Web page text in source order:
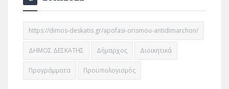
https://dimos-deskatis.gr/apofasi-orismou-antidimarchon/
ΔΗΜΟΣ ΔΕΣΚΑΤΗΣ Δήμαρχος Διοικητικά
Προγράμματα Προϋπολογισμός